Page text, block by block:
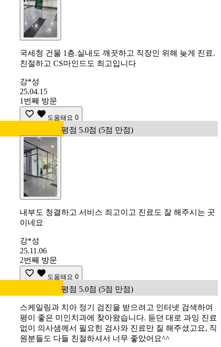
국세청 건물 1층.실내도 깨끗하고 직장인 위해 늦게 진료.
친절하고 CS마인드도 최고입니다
강*성
25.04.15
1번째 방문
도움돼요 0
평점 5.0점 (5점 만점)
내부도 청결하고 서비스 죄고이고 진료도 잘 해주시는 곳
이네요
강*성
25.11.06
2번째 방문
도움돼요 0
평점 5.0점 (5점 만점)
스케일링과 치아 정기 검진을 받으려고 인터넷 검색하여
평이 좋은 미인치과에 찾아왔습니다. 듣던 대로 과잉 진료
없이 의사샘께서 필요힌 검사와 진료만 질 해주셨고요, 직
원분들도 다들 친절하셔서 너무 좋았어요^^